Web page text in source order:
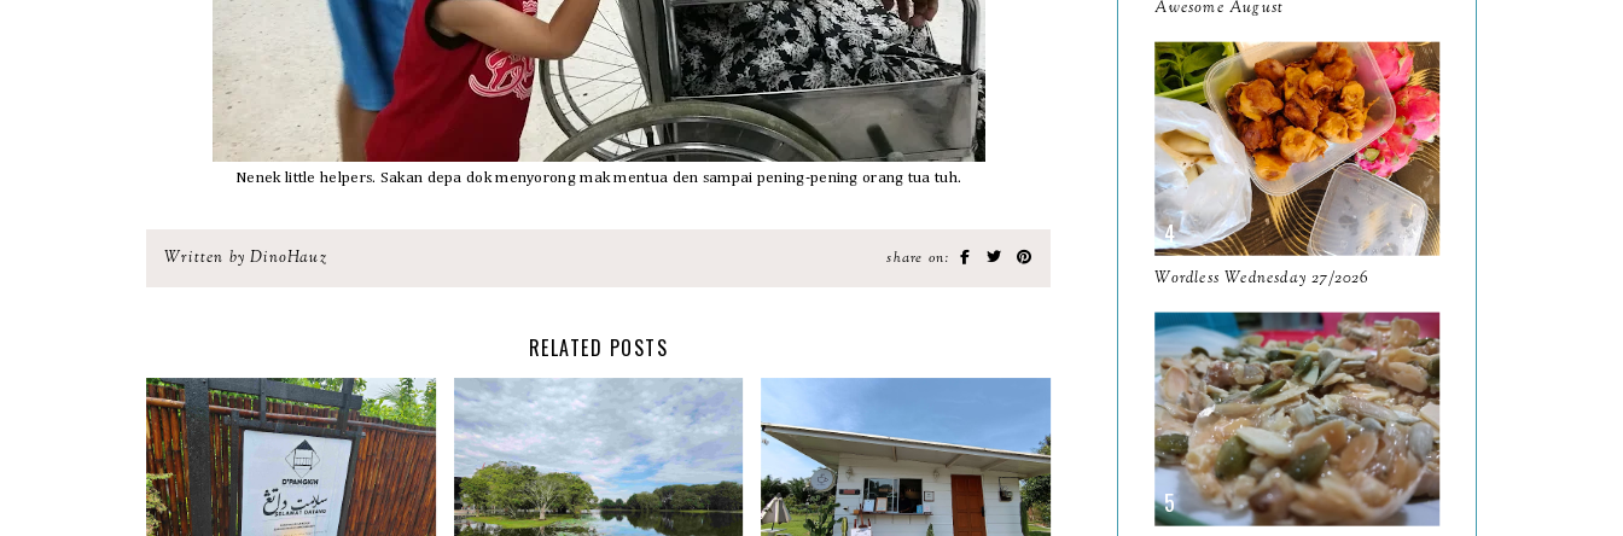
Nenek little helpers. Sakan depa dok menyorong mak mentua den sampai pening-pening orang tua tuh.
Written by DinoHauz share on:
RELATED POSTS
September13
August9
July12
June
May11
April 13
March11
February9
January6
202393
December 11
Awesome August
Wordless Wednesday 27/2026